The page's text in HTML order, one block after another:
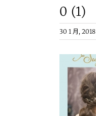
0 (1)
30 1 月, 2018